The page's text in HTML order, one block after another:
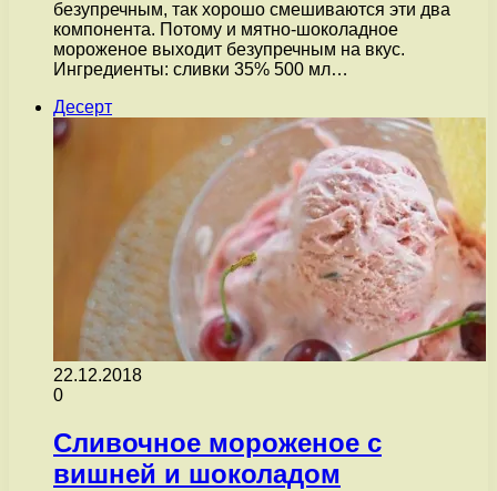
безупречным, так хорошо смешиваются эти два
компонента. Потому и мятно-шоколадное
мороженое выходит безупречным на вкус.
Ингредиенты: сливки 35% 500 мл…
Десерт
22.12.2018
0
Сливочное мороженое с
вишней и шоколадом